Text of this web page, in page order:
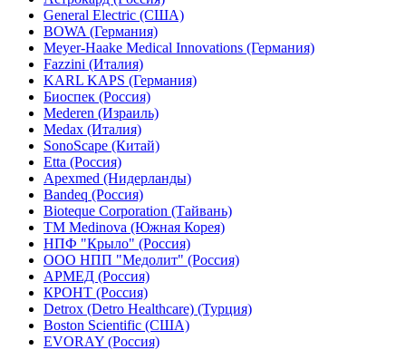
General Electric (США)
BOWA (Германия)
Meyer-Haake Medical Innovations (Германия)
Fazzini (Италия)
KARL KAPS (Германия)
Биоспек (Россия)
Mederen (Израиль)
Medax (Италия)
SonoScape (Китай)
Etta (Россия)
Apexmed (Нидерланды)
Bandeq (Россия)
Bioteque Corporation (Тайвань)
TM Medinova (Южная Корея)
НПФ "Крыло" (Россия)
ООО НПП "Медолит" (Россия)
АРМЕД (Россия)
КРОНТ (Россия)
Detrox (Detro Healthcare) (Турция)
Boston Scientific (США)
EVORAY (Россия)